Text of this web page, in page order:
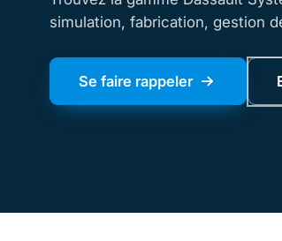
simulation, fabrication, gestion
Se faire rappeler